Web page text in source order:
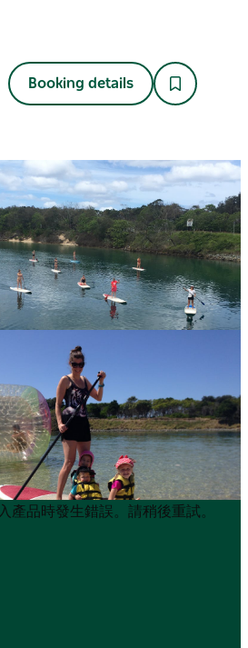
Booking details
產品時發生錯誤。請稍後重試。